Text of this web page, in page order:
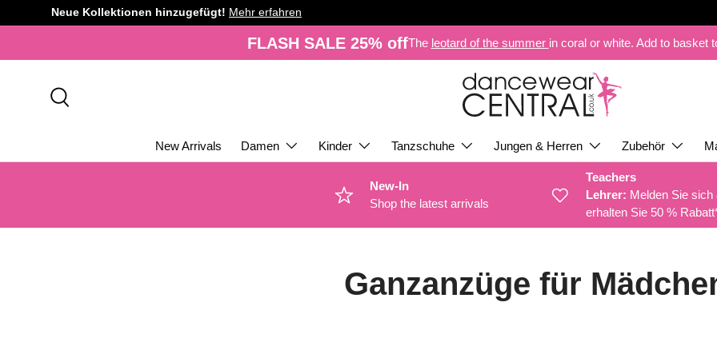
DIREKT ZUM INHALT
Neue Kollektionen hinzugefügt! Mehr erfahren
FLASH SALE 25% offThe leotard of the summer in coral or white. Add to basket
New Arrivals Damen Kinder Tanzschuhe Jungen & Herren Zubehör
New-In
Shop the latest arrivals
Teachers
Lehrer: Melden Sie sich
erhalten Sie 50 %
Ganzanzüge für